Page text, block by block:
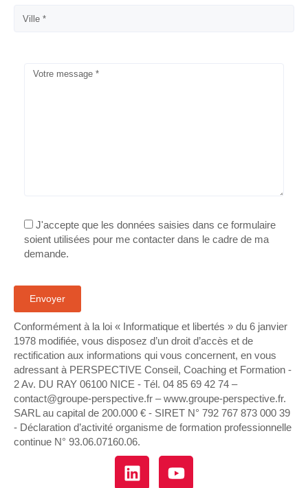
J'accepte que les données saisies dans ce formulaire
soient utilisées pour me contacter dans le cadre de ma
demande.
Conformément à la loi « Informatique et libertés » du 6 janvier
1978 modifiée, vous disposez d’un droit d’accès et de
rectification aux informations qui vous concernent, en vous
adressant à PERSPECTIVE Conseil, Coaching et Formation -
2 Av. DU RAY 06100 NICE - Tél. 04 85 69 42 74⁩ –
contact@groupe-perspective.fr – www.groupe-perspective.fr.
SARL au capital de 200.000 € - SIRET N° 792 767 873 000 39
- Déclaration d’activité organisme de formation professionnelle
continue N° 93.06.07160.06.